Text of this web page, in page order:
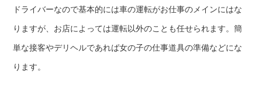
ドライバーなので基本的には車の運転がお仕事のメインにはな
りますが、お店によっては運転以外のことも任せられます。簡
単な接客やデリヘルであれば女の子の仕事道具の準備などにな
ります。